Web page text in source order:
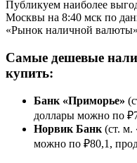
Публикуем наиболее
Москвы на 8:40 мск по
«Рынок наличной
Самые дешевые
купить:
Банк «Приморье»
доллары можно по
Норвик Банк (ст. м.
можно по ₽80,1,